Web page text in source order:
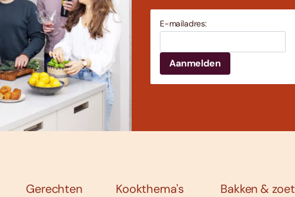
E-mailadres:
Gerechten Kookthema's Bakken & zoet